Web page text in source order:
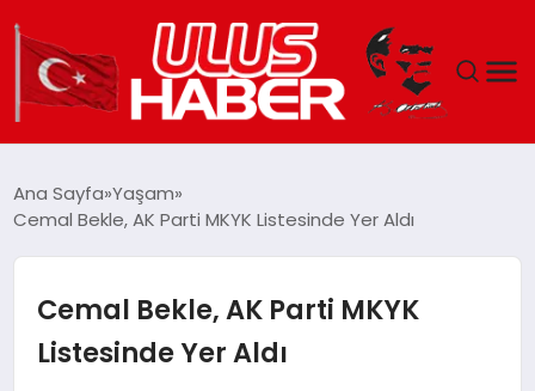
EKONOMI
SIYASET
Ana Sayfa Yaşam
Cemal Bekle, AK Parti MKYK Listesinde Yer Aldı
Cemal Bekle, AK Parti MKYK
Listesinde Yer Aldı